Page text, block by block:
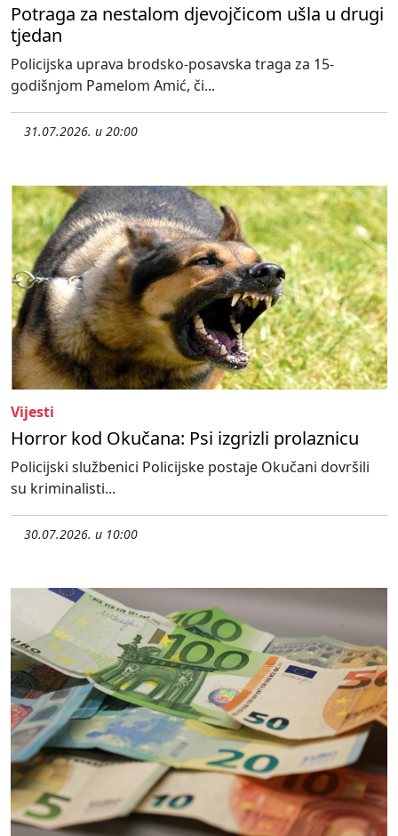
Potraga za nestalom djevojčicom ušla u drugi
tjedan
Policijska uprava brodsko-posavska traga za 15-
godišnjom Pamelom Amić, či...
31.07.2026. u 20:00
Vijesti
Horror kod Okučana: Psi izgrizli prolaznicu
Policijski službenici Policijske postaje Okučani dovršili
su kriminalisti...
30.07.2026. u 10:00